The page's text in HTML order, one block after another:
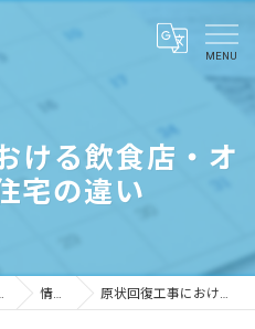
ける飲食店・オ
宅の違い
解体工事のモドリーノ～ 情報ブログ 原状回復工事における飲食店・オフィスと住宅の違い